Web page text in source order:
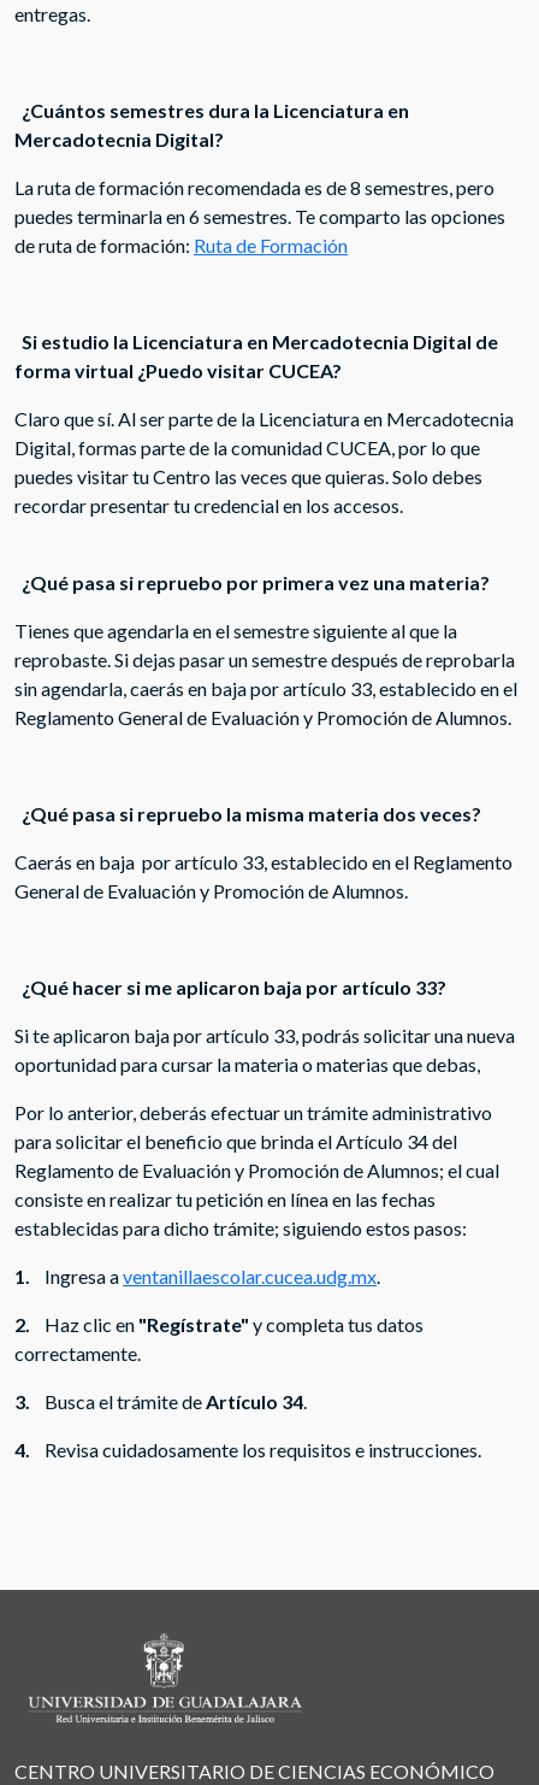
entregas.
¿Cuántos semestres dura la Licenciatura en
Mercadotecnia Digital?
La ruta de formación recomendada es de 8 semestres, pero
puedes terminarla en 6 semestres. Te comparto las opciones
de ruta de formación: Ruta de Formación
Si estudio la Licenciatura en Mercadotecnia Digital de
forma virtual ¿Puedo visitar CUCEA?
Claro que sí. Al ser parte de la Licenciatura en Mercadotecnia
Digital, formas parte de la comunidad CUCEA, por lo que
puedes visitar tu Centro las veces que quieras. Solo debes
recordar presentar tu credencial en los accesos.
¿Qué pasa si repruebo por primera vez una materia?
Tienes que agendarla en el semestre siguiente al que la
reprobaste. Si dejas pasar un semestre después de reprobarla
sin agendarla, caerás en baja por artículo 33, establecido en el
Reglamento General de Evaluación y Promoción de Alumnos.
¿Qué pasa si repruebo la misma materia dos veces?
Caerás en baja por artículo 33, establecido en el Reglamento
General de Evaluación y Promoción de Alumnos.
¿Qué hacer si me aplicaron baja por artículo 33?
Si te aplicaron baja por artículo 33, podrás solicitar una nueva
oportunidad para cursar la materia o materias que debas,
Por lo anterior, deberás efectuar un trámite administrativo
para solicitar el beneficio que brinda el Artículo 34 del
Reglamento de Evaluación y Promoción de Alumnos; el cual
consiste en realizar tu petición en línea en las fechas
establecidas para dicho trámite; siguiendo estos pasos:
1. Ingresa aventanillaescolar.cucea.udg.mx.
2. Haz clic en "Regístrate" y completa tus datos
correctamente.
3. Busca el trámite deArtículo 34.
4. Revisa cuidadosamente los requisitos e instrucciones.
CENTRO UNIVERSITARIO DE CIENCIAS ECONÓMICO